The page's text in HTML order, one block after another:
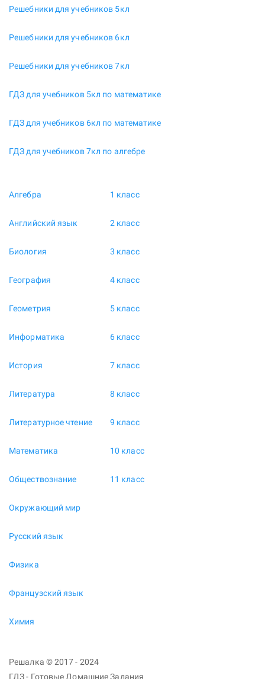
Решебники для учебников 5кл
Решебники для учебников 6кл
Решебники для учебников 7кл
ГДЗ для учебников 5кл по математике
ГДЗ для учебников 6кл по математике
ГДЗ для учебников 7кл по алгебре
Алгебра
Английский язык
Биология
География
Геометрия
Информатика
История
Литература
Литературное чтение
Математика
Обществознание
Окружающий мир
Русский язык
Физика
Французский язык
Химия
1 класс
2 класс
3 класс
4 класс
5 класс
6 класс
7 класс
8 класс
9 класс
10 класс
11 класс
Решалка © 2017 - 2024
ГДЗ - Готовые Домашние Задания